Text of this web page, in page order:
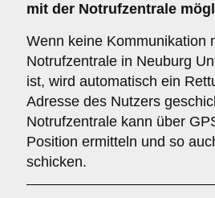
mit der Notrufzentrale
Wenn keine Kommunikation
Notrufzentrale in Neuburg
ist, wird automatisch ein
Adresse des Nutzers
Notrufzentrale kann über
Position ermitteln und so
schicken.